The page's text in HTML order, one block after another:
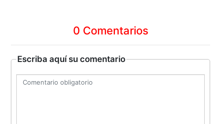
0 Comentarios
Escriba aquí su comentario